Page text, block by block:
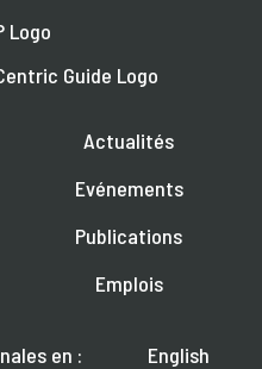
Actualités
Evénements
Publications
Emplois
en :
English